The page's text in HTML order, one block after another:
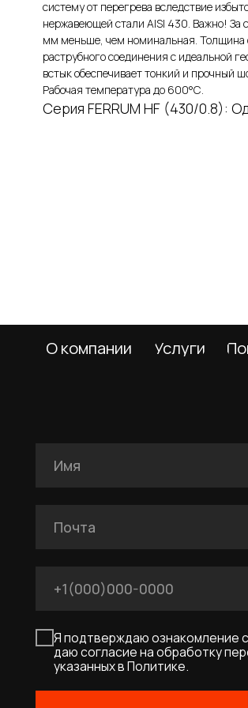
систему от перегрева вследствие
нержавеющей стали AISI 430. Важно! За
мм меньше, чем номинальная. Толщина
раструбного соединения с идеальной
встык обеспечивает тонкий и прочный
Рабочая температура до 600°С.
Серия FERRUM HF (430/0.8):
Я подтверждаю ознакомление с Политикой
Оставить заявку